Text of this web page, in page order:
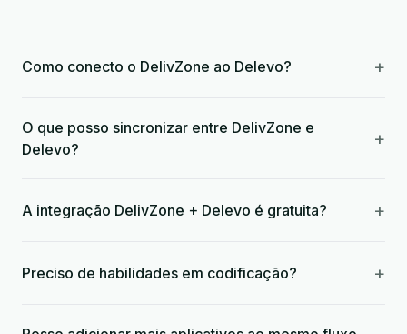
Como conecto o DelivZone ao Delevo? +
O que posso sincronizar entre DelivZone e
Delevo?
+
A integração DelivZone + Delevo é gratuita? +
Preciso de habilidades em codificação? +